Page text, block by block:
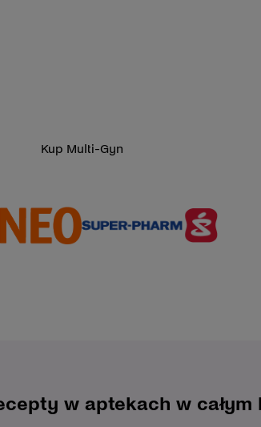
Kup Multi-Gyn
w aptekach w całym